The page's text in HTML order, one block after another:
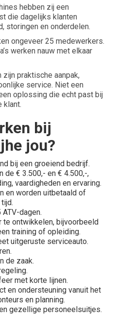
hebben zij een
die dagelijks klanten
storingen en onderdelen.
ongeveer 25 medewerkers.
werken nauw met elkaar
praktische aanpak,
service. Niet een
oplossing die echt past bij
klant.
bij
jou?
bij een groeiend bedrijf.
de € 3.500,- en € 4.500,-,
vaardigheden en ervaring.
en worden uitbetaald of
dagen.
te ontwikkelen, bijvoorbeeld
training of opleiding.
uitgeruste serviceauto.
de zaak.
met korte lijnen.
en ondersteuning vanuit het
en planning.
gezellige personeelsuitjes.